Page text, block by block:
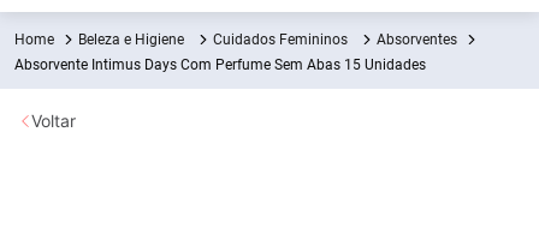
Beleza e Higiene Cuidados Femininos
Absorventes
Absorvente Intimus Days Com Perfume Sem Abas 15 Unidades
Voltar
Termos mais buscados
1º Fralda
2